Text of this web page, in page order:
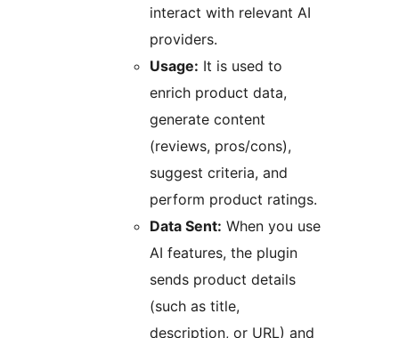
interact with relevant AI
providers.
Usage: It is used to
enrich product data,
generate content
(reviews, pros/cons),
suggest criteria, and
perform product ratings.
Data Sent: When you use
AI features, the plugin
sends product details
(such as title,
description, or URL) and